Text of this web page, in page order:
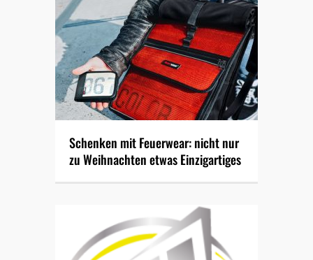
Schenken mit Feuerwear: nicht nur
zu Weihnachten etwas Einzigartiges